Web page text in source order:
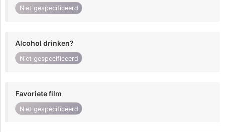
Niet gespecificeerd
Alcohol drinken?
Niet gespecificeerd
Favoriete film
Niet gespecificeerd